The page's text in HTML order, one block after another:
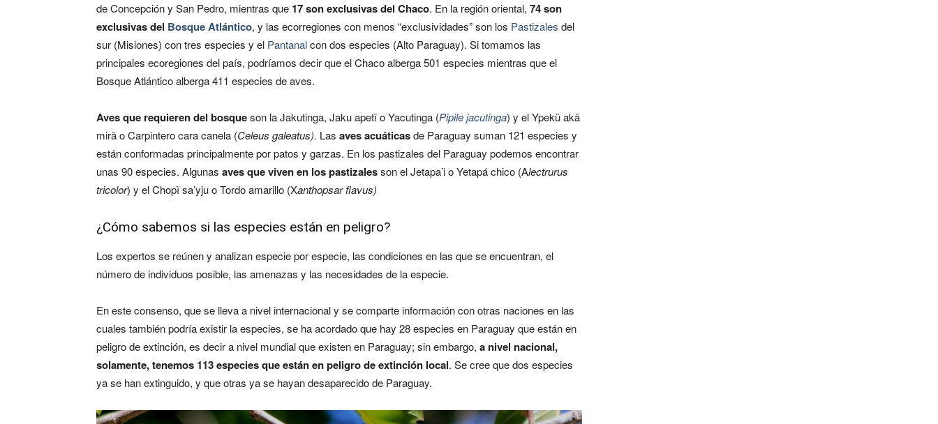
de Concepción y San Pedro, mientras que 17 son exclusivas del Chaco. En la región oriental, 74 son
exclusivas del Bosque Atlántico, y las ecorregiones con menos “exclusividades” son los Pastizales del
sur (Misiones) con tres especies y el Pantanalcon dos especies (Alto Paraguay). Si tomamos las
principales ecoregiones del país, podríamos decir que el Chaco alberga 501 especies mientras que el
Bosque Atlántico alberga 411 especies de aves.
Aves que requieren del bosqueson la Jakutinga, Jaku apetĩ o Yacutinga (Pipile jacutinga) y el Ypekũ akã
mirã o Carpintero cara canela (Celeus galeatus). Las aves acuáticasde Paraguay suman 121 especies y
están conformadas principalmente por patos y garzas. En los pastizales del Paraguay podemos encontrar
unas 90 especies. Algunas aves que viven en los pastizalesson el Jetapa’i o Yetapá chico (Alectrurus
tricolor) y el Chopĩ sa’yju o Tordo amarillo (Xanthopsar flavus)
¿Cómo sabemos si las especies están en peligro?
Los expertos se reúnen y analizan especie por especie, las condiciones en las que se encuentran, el
número de individuos posible, las amenazas y las necesidades de la especie.
En este consenso, que se lleva a nivel internacional y se comparte información con otras naciones en las
cuales también podría existir la especies, se ha acordado que hay 28 especies en Paraguay que están en
peligro de extinción, es decir a nivel mundial que existen en Paraguay; sin embargo, a nivel nacional,
solamente, tenemos 113 especies que están en peligro de extinción local. Se cree que dos especies
ya se han extinguido, y que otras ya se hayan desaparecido de Paraguay.